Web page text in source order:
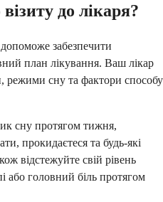
до лікаря?
забезпечити
план лікування. Ваш лікар
режими сну та фактори способу
сну протягом тижня,
прокидаєтеся та будь-які
відстежуйте свій рівень
або головний біль протягом